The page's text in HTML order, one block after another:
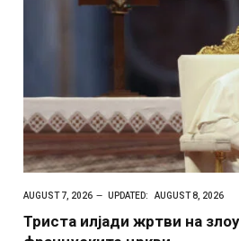
AUGUST 7, 2026 UPDATED: AUGUST 8, 2026
Триста илјади жртви на